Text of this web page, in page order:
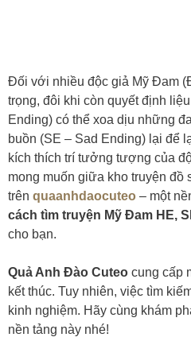
Đối với nhiều độc giả Mỹ Đam
trọng, đôi khi còn quyết định
Ending) có thể xoa dịu những
buồn (SE – Sad Ending) lại để
kích thích trí tưởng tượng của
mong muốn giữa kho truyện đồ
trên quaanhdaocuteo – một
cách tìm truyện Mỹ Đam HE,
cho bạn.
Quả Anh Đào Cuteo cung cấp
kết thúc. Tuy nhiên, việc tìm
kinh nghiệm. Hãy cùng khám
nền tảng này nhé!